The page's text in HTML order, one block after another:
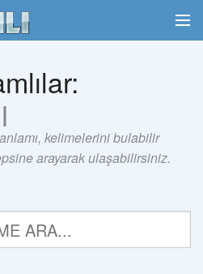
kelimelerini bulabilir
arayarak ulaşabilirsiniz.